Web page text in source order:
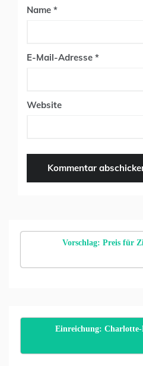
Name *
E-Mail-Adresse *
Website
Vorschlag: Preis für
Einreichung: